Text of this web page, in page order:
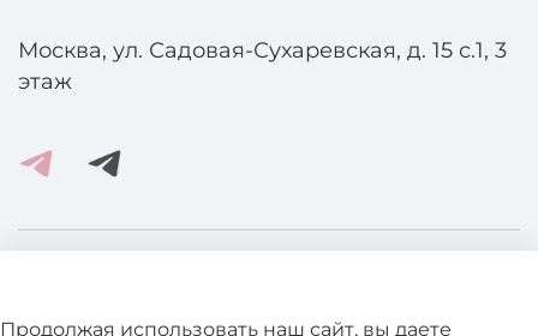
Москва, ул. Садовая-Сухаревская, д. 15 с.1, 3
этаж
Продолжая использовать наш сайт, вы даете